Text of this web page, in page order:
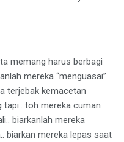
memang harus berbagi
mereka “menguasai”
terjebak kemacetan
tapi.. toh mereka cuman
biarkanlah mereka
biarkan mereka lepas saat